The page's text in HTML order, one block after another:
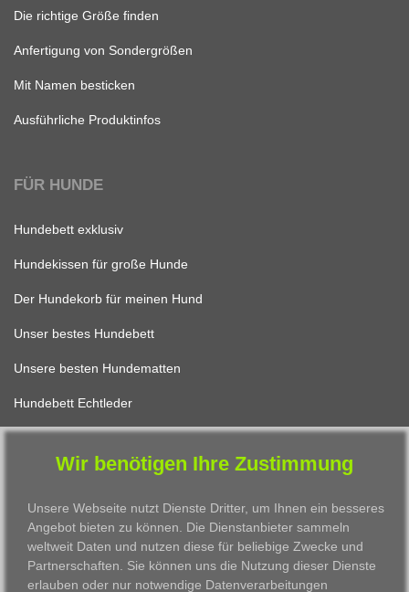
Die richtige Größe finden
Anfertigung von Sondergrößen
Mit Namen besticken
Ausführliche Produktinfos
FÜR HUNDE
Hundebett exklusiv
Hundekissen für große Hunde
Der Hundekorb für meinen Hund
Unser bestes Hundebett
Unsere besten Hundematten
Hundebett Echtleder
FÜR KATZEN
Katzenbett Design
Das beste Katzenkissen
Unser schönster Katzenkorb
Wir benötigen Ihre Zustimmung
Unsere Webseite nutzt Dienste Dritter, um Ihnen ein besseres
Angebot bieten zu können. Die Dienstanbieter sammeln
weltweit Daten und nutzen diese für beliebige Zwecke und
Partnerschaften. Sie können uns die Nutzung dieser Dienste
erlauben oder nur notwendige Datenverarbeitungen